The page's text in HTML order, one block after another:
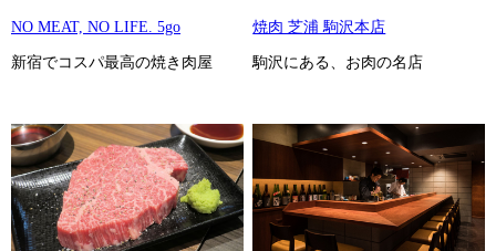
NO MEAT, NO LIFE. 5go
新宿でコスパ最高の焼き肉屋
焼肉 芝浦 駒沢本店
駒沢にある、お肉の名店